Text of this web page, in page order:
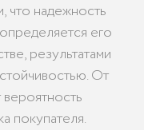
что надежность
его
результатами
От
покупателя.